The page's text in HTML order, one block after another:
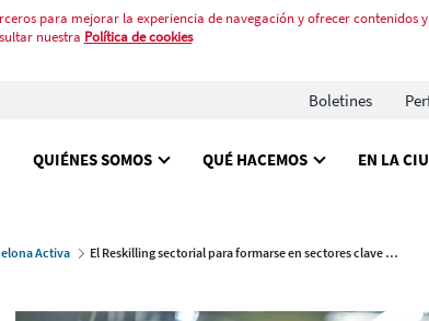
para mejorar la experiencia de navegación y ofrecer contenidos
nuestra Política de cookies
Boletines
QUIÉNES SOMOS QUÉ HACEMOS EN LA
Activa El Reskilling sectorial para formarse en sectores clave y mejorar la empleabilidad